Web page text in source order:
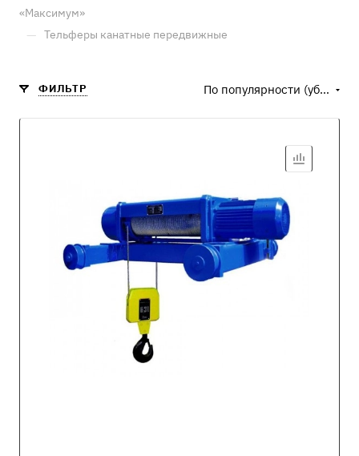
«Максимум»
— Тельферы канатные передвижные
ФИЛЬТР По популярности (убывание)